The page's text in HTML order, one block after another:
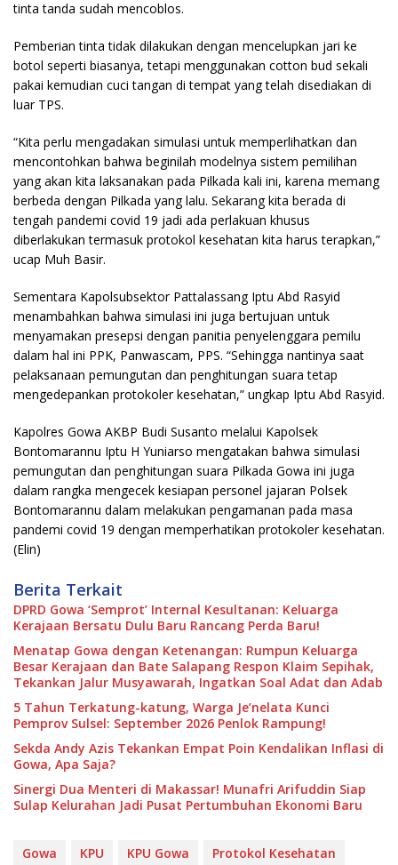
tinta tanda sudah mencoblos.
Pemberian tinta tidak dilakukan dengan mencelupkan jari ke
botol seperti biasanya, tetapi menggunakan cotton bud sekali
pakai kemudian cuci tangan di tempat yang telah disediakan di
luar TPS.
“Kita perlu mengadakan simulasi untuk memperlihatkan dan
mencontohkan bahwa beginilah modelnya sistem pemilihan
yang akan kita laksanakan pada Pilkada kali ini, karena memang
berbeda dengan Pilkada yang lalu. Sekarang kita berada di
tengah pandemi covid 19 jadi ada perlakuan khusus
diberlakukan termasuk protokol kesehatan kita harus terapkan,”
ucap Muh Basir.
Sementara Kapolsubsektor Pattalassang Iptu Abd Rasyid
menambahkan bahwa simulasi ini juga bertujuan untuk
menyamakan presepsi dengan panitia penyelenggara pemilu
dalam hal ini PPK, Panwascam, PPS. “Sehingga nantinya saat
pelaksanaan pemungutan dan penghitungan suara tetap
mengedepankan protokoler kesehatan,” ungkap Iptu Abd Rasyid.
Kapolres Gowa AKBP Budi Susanto melalui Kapolsek
Bontomarannu Iptu H Yuniarso mengatakan bahwa simulasi
pemungutan dan penghitungan suara Pilkada Gowa ini juga
dalam rangka mengecek kesiapan personel jajaran Polsek
Bontomarannu dalam melakukan pengamanan pada masa
pandemi covid 19 dengan memperhatikan protokoler kesehatan.
(Elin)
Berita Terkait
DPRD Gowa ‘Semprot’ Internal Kesultanan: Keluarga
Kerajaan Bersatu Dulu Baru Rancang Perda Baru!
Menatap Gowa dengan Ketenangan: Rumpun Keluarga
Besar Kerajaan dan Bate Salapang Respon Klaim Sepihak,
Tekankan Jalur Musyawarah, Ingatkan Soal Adat dan Adab
5 Tahun Terkatung-katung, Warga Je’nelata Kunci
Pemprov Sulsel: September 2026 Penlok Rampung!
Sekda Andy Azis Tekankan Empat Poin Kendalikan Inflasi di
Gowa, Apa Saja?
Sinergi Dua Menteri di Makassar! Munafri Arifuddin Siap
Sulap Kelurahan Jadi Pusat Pertumbuhan Ekonomi Baru
Gowa KPU KPU Gowa Protokol Kesehatan